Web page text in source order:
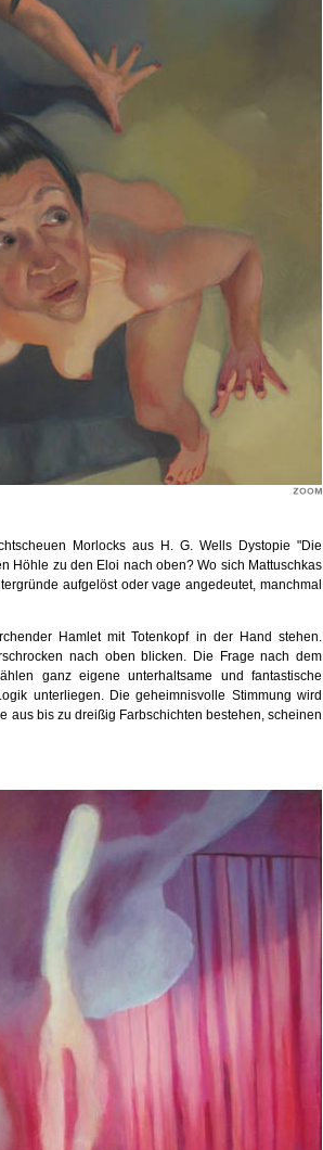
Morlocks aus H. G. Wells Dystopie "Die
Höhle zu den Eloi nach oben? Wo sich Mattuschkas
aufgelöst oder vage angedeutet, manchmal
Hamlet mit Totenkopf in der Hand stehen.
nach oben blicken. Die Frage nach dem
ganz eigene unterhaltsame und fantastische
unterliegen. Die geheimnisvolle Stimmung wird
aus bis zu dreißig Farbschichten bestehen, scheinen